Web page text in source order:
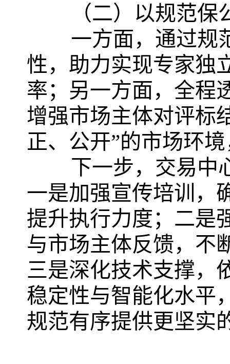
（二）以规范
一方面，通过规
性，助力实现专家独
率；另一方面，全程
增强市场主体对评标
正、公开”的市场环
下一步，交易中
一是加强宣传培训，
提升执行力度；二是
与市场主体反馈，不
三是深化技术支撑，
稳定性与智能化水平
规范有序提供更坚实